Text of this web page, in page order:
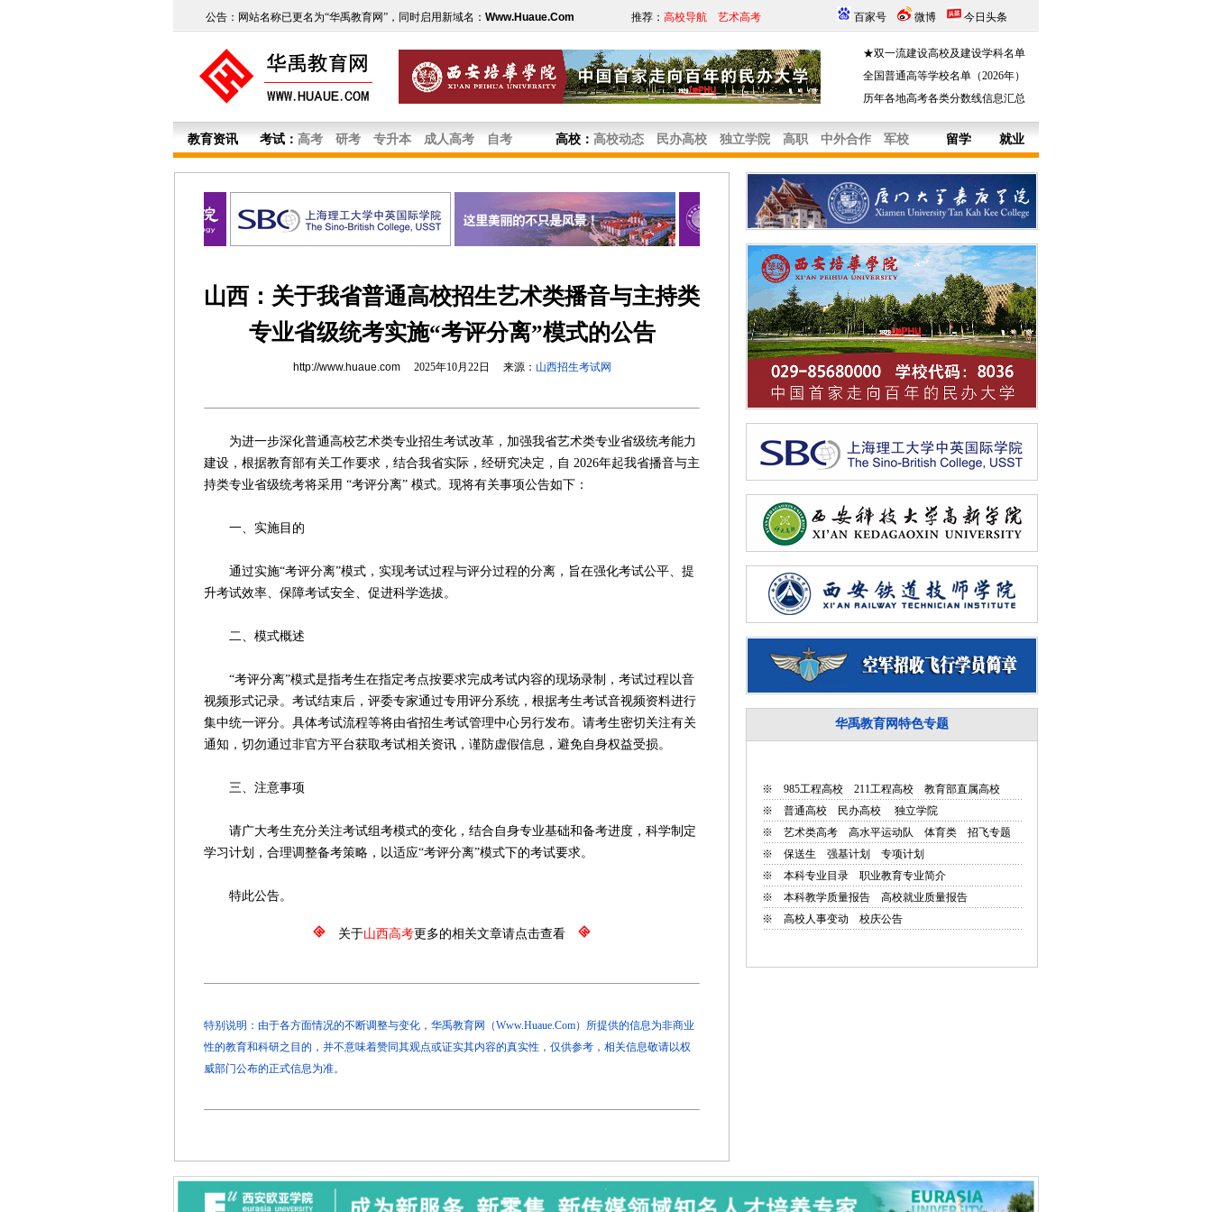
公告：网站名称已更名为“华禹教育网”，同时启用新域名： Www.Huaue.Com 推荐： 高校导航 艺术高考 百家号 微博 今日头条
★双一流建设高校及建设学科名单
全国普通高等学校名单（2026年）
历年各地高考各类分数线信息汇总
教育资讯 考试： 高考 研考 专升本 成人高考 自考 高校： 高校动态 民办高校 独立学院 高职 中外合作 军校 留学 就业
山西：关于我省普通高校招生艺术类播音与主持类
专业省级统考实施“考评分离”模式的公告
http://www.huaue.com2025年10月22日 来源： 山西招生考试网
为进一步深化普通高校艺术类专业招生考试改革，加强我省艺术类专业省级统考能力
建设，根据教育部有关工作要求，结合我省实际，经研究决定，自 2026年起我省播音与主
持类专业省级统考将采用 “考评分离” 模式。现将有关事项公告如下：
一、实施目的
通过实施“考评分离”模式，实现考试过程与评分过程的分离，旨在强化考试公平、提
升考试效率、保障考试安全、促进科学选拔。
二、模式概述
“考评分离”模式是指考生在指定考点按要求完成考试内容的现场录制，考试过程以音
视频形式记录。考试结束后，评委专家通过专用评分系统，根据考生考试音视频资料进行
集中统一评分。具体考试流程等将由省招生考试管理中心另行发布。请考生密切关注有关
通知，切勿通过非官方平台获取考试相关资讯，谨防虚假信息，避免自身权益受损。
三、注意事项
请广大考生充分关注考试组考模式的变化，结合自身专业基础和备考进度，科学制定
学习计划，合理调整备考策略，以适应“考评分离”模式下的考试要求。
特此公告。
关于山西高考更多的相关文章请点击查看
特别说明：由于各方面情况的不断调整与变化，华禹教育网（Www.Huaue.Com）所提供的信息为非商业
性的教育和科研之目的，并不意味着赞同其观点或证实其内容的真实性，仅供参考，相关信息敬请以权
威部门公布的正式信息为准。
华禹教育网特色专题
※ 985工程高校 211工程高校
教育部直属高校
※ 普通高校 民办高校
独立学院
※ 艺术类高考 高水平运动队 体育类
招飞专题
※ 保送生 强基计划
专项计划
※ 本科专业目录
职业教育专业简介
※ 本科教学质量报告
高校就业质量报告
※ 高校人事变动 校庆公告